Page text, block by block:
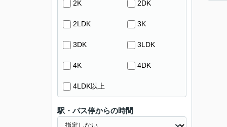
2K 2DK
2LDK 3K
3DK 3LDK
4K 4DK
4LDK以上
駅・バス停からの時間